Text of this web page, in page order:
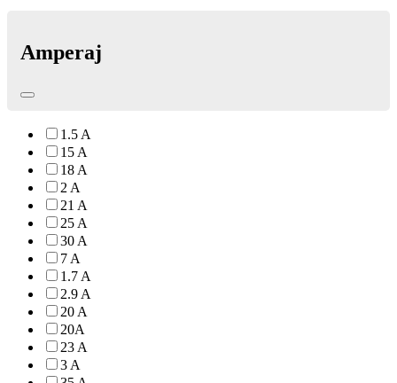
Amperaj
1.5 A
15 A
18 A
2 A
21 A
25 A
30 A
7 A
1.7 A
2.9 A
20 A
20A
23 A
3 A